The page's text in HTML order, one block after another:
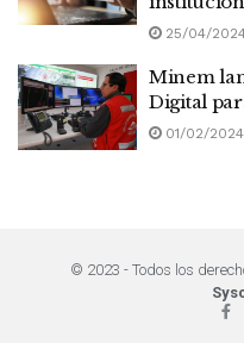
25/04/
Minem
Digital
01/02/2024
© 2023 - Todos los